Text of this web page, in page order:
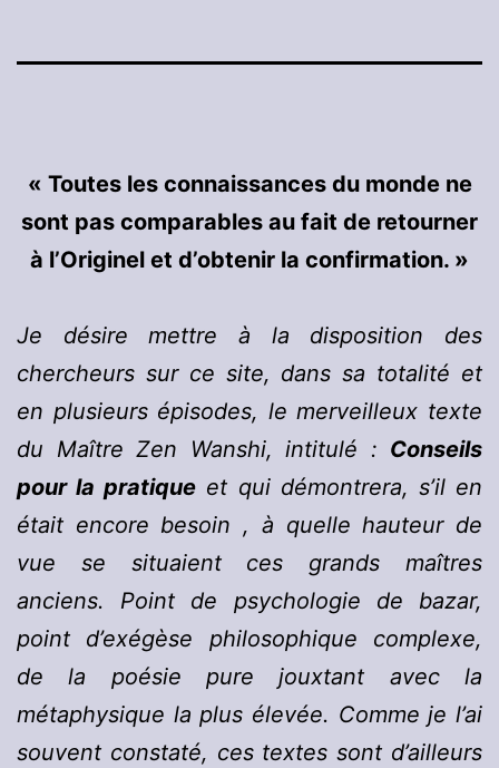
« Toutes les connaissances du monde ne
sont pas comparables au fait de retourner
à l’Originel et d’obtenir la confirmation. »
Je désire mettre à la disposition des
chercheurs sur ce site, dans sa totalité et
en plusieurs épisodes, le merveilleux texte
du Maître Zen Wanshi, intitulé : Conseils
pour la pratique et qui démontrera, s’il en
était encore besoin , à quelle hauteur de
vue se situaient ces grands maîtres
anciens. Point de psychologie de bazar,
point d’exégèse philosophique complexe,
de la poésie pure jouxtant avec la
métaphysique la plus élevée. Comme je l’ai
souvent constaté, ces textes sont d’ailleurs